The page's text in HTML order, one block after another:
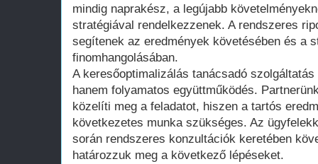
mindig naprakész, a legújabb
stratégiával rendelkezzenek. A rendszeres
segítenek az eredmények követésében és a
finomhangolásában.
A keresőoptimalizálás tanácsadó
hanem folyamatos együttműködés.
közelíti meg a feladatot, hiszen a tartós
következetes munka szükséges. Az
során rendszeres konzultációk keretében
határozzuk meg a következő lépéseket.